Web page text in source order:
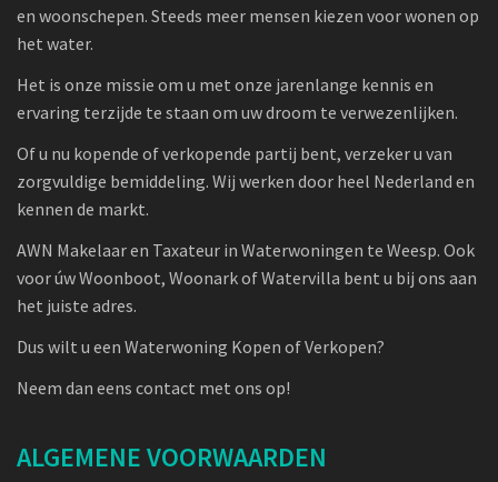
en woonschepen. Steeds meer mensen kiezen voor wonen op
het water.
Het is onze missie om u met onze jarenlange kennis en
ervaring terzijde te staan om uw droom te verwezenlijken.
Of u nu kopende of verkopende partij bent, verzeker u van
zorgvuldige bemiddeling. Wij werken door heel Nederland en
kennen de markt.
AWN Makelaar en Taxateur in Waterwoningen te Weesp. Ook
voor úw Woonboot, Woonark of Watervilla bent u bij ons aan
het juiste adres.
Dus wilt u een Waterwoning Kopen of Verkopen?
Neem dan eens contact met ons op!
ALGEMENE VOORWAARDEN